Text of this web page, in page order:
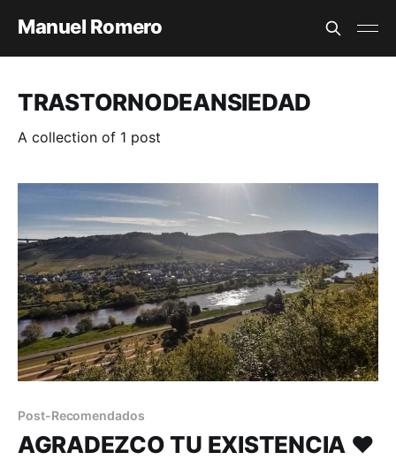
Manuel Romero
TRASTORNODEANSIEDAD
A collection of 1 post
Post-Recomendados
AGRADEZCO TU EXISTENCIA ❤️